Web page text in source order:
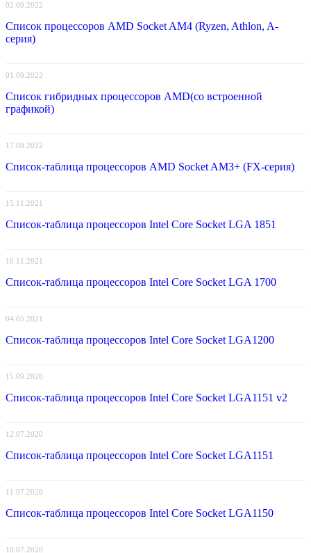
02.09.2022
Список процессоров AMD Socket AM4 (Ryzen, Athlon, A-
серия)
01.09.2022
Список гибридных процессоров AMD(со встроенной
графикой)
17.08.2022
Список-таблица процессоров AMD Socket AM3+ (FX-серия)
15.11.2021
Список-таблица процессоров Intel Core Socket LGA 1851
10.11.2021
Список-таблица процессоров Intel Core Socket LGA 1700
04.05.2021
Список-таблица процессоров Intel Core Socket LGA1200
15.09.2020
Список-таблица процессоров Intel Core Socket LGA1151 v2
12.07.2020
Список-таблица процессоров Intel Core Socket LGA1151
11.07.2020
Список-таблица процессоров Intel Core Socket LGA1150
10.07.2020